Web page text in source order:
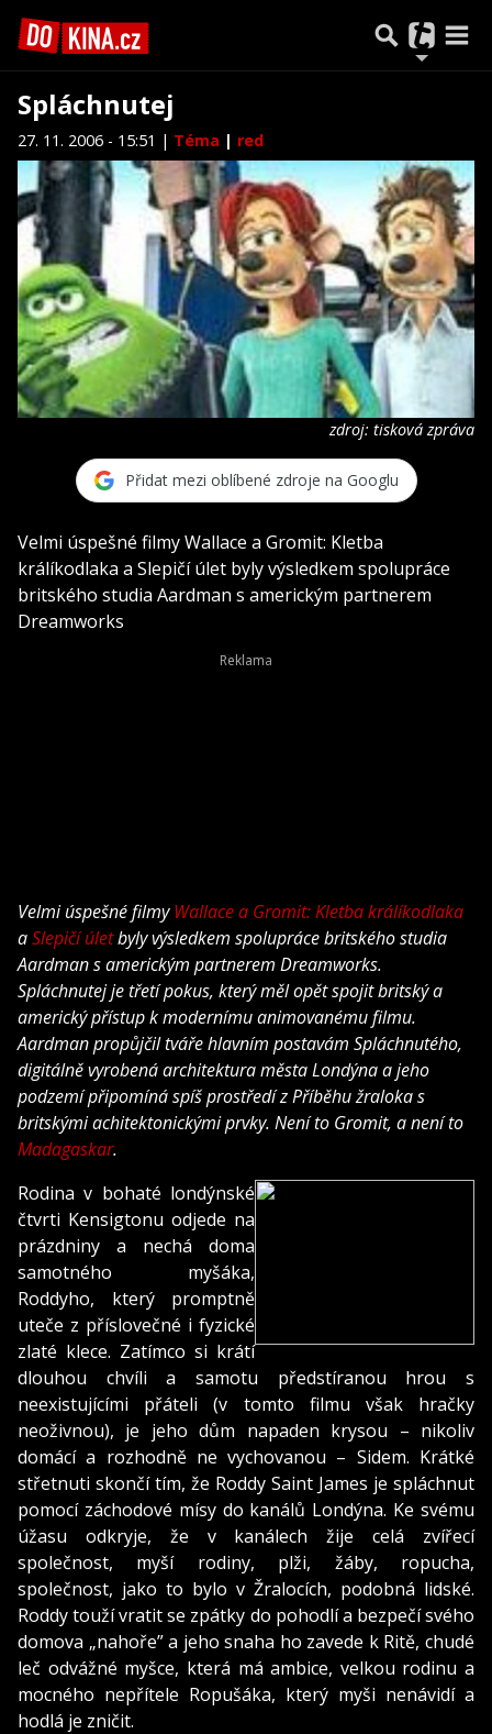
Spláchnutej
27. 11. 2006 - 15:51 | Téma | red
zdroj: tisková zpráva
Přidat mezi oblíbené zdroje na Googlu
Velmi úspešné filmy Wallace a Gromit: Kletba
králíkodlaka a Slepičí úlet byly výsledkem spolupráce
britského studia Aardman s americkým partnerem
Dreamworks
Velmi úspešné filmyWallace a Gromit: Kletba králíkodlaka
aSlepičí úletbyly výsledkem spolupráce britského studia
Aardman s americkým partnerem Dreamworks.
Spláchnutej je třetí pokus, který měl opět spojit britský a
americký přístup k modernímu animovanému filmu.
Aardman propůjčil tváře hlavním postavám Spláchnutého,
digitálně vyrobená architektura města Londýna a jeho
podzemí připomíná spíš prostředí z Příběhu žraloka s
britskými achitektonickými prvky. Není to Gromit, a není to
Madagaskar.
Rodina v bohaté londýnské
čtvrti Kensigtonu odjede na
prázdniny a nechá doma
samotného myšáka,
Roddyho, který promptně
uteče z příslovečné i fyzické
zlaté klece. Zatímco si krátí
dlouhou chvíli a samotu předstíranou hrou s
neexistujícími přáteli (v tomto filmu však hračky
neoživnou), je jeho dům napaden krysou – nikoliv
domácí a rozhodně ne vychovanou – Sidem. Krátké
střetnuti skončí tím, že Roddy Saint James je spláchnut
pomocí záchodové mísy do kanálů Londýna. Ke svému
úžasu odkryje, že v kanálech žije celá zvířecí
společnost, myší rodiny, plži, žáby, ropucha,
společnost, jako to bylo v Žralocích, podobná lidské.
Roddy touží vratit se zpátky do pohodlí a bezpečí svého
domova „nahoře” a jeho snaha ho zavede k Ritě, chudé
leč odvážné myšce, která má ambice, velkou rodinu a
mocného nepřítele Ropušáka, který myši nenávidí a
hodlá je zničit.